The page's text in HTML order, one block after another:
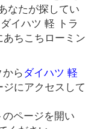
なたが探してい
イハツ 軽 トラ
ちこちローミン
らダイハツ 軽
ジにアクセスして
ページを開い